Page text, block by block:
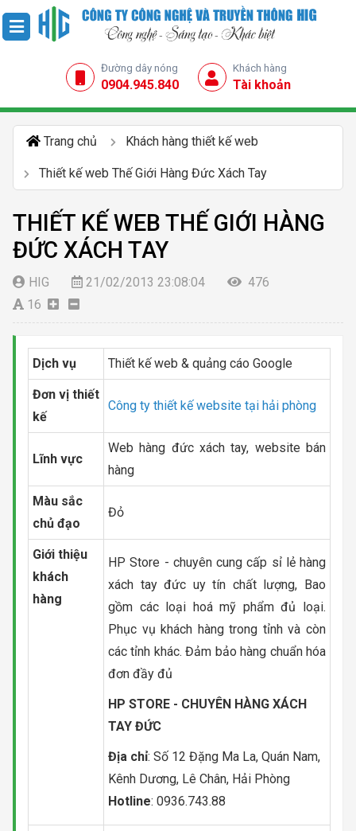
Đường dây nóng
0904.945.840
Khách hàng
Tài khoản
Trang chủ Khách hàng thiết kế web
Thiết kế web Thế Giới Hàng Đức Xách Tay
THIẾT KẾ WEB THẾ GIỚI HÀNG
ĐỨC XÁCH TAY
HIG 21/02/2013 23:08:04
476
16
Dịch vụ Thiết kế web & quảng cáo Google
Đơn vị thiết
kế
Công ty thiết kế website tại hải phòng
Lĩnh vực
Web hàng đức xách tay, website bán
hàng
Màu sắc
chủ đạo
Đỏ
Giới thiệu
khách
hàng
HP Store - chuyên cung cấp sỉ lẻ hàng
xách tay đức uy tín chất lượng, Bao
gồm các loại hoá mỹ phẩm đủ loại.
Phục vụ khách hàng trong tỉnh và còn
các tỉnh khác. Đảm bảo hàng chuẩn hóa
đơn đầy đủ
HP STORE - CHUYÊN HÀNG XÁCH
TAY ĐỨC
Địa chỉ: Số 12 Đặng Ma La, Quán Nam,
Kênh Dương, Lê Chân, Hải Phòng
Hotline: 0936.743.88